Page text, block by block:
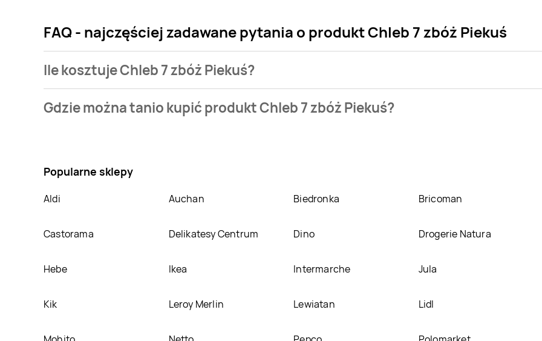
FAQ - najczęściej zadawane pytania o produkt Chleb 7 zbóż Piekuś
Ile kosztuje Chleb 7 zbóż Piekuś?
Piekuś kosztuje od 4,49 zł do 4,79 zł.
Gdzie można tanio kupić produkt Chleb 7 zbóż Piekuś?
Popularne sklepy
Aldi Auchan Biedronka Bricoman
Castorama Delikatesy Centrum Dino Drogerie Natura
Hebe Ikea Intermarche Jula
Kik Leroy Merlin Lewiatan Lidl